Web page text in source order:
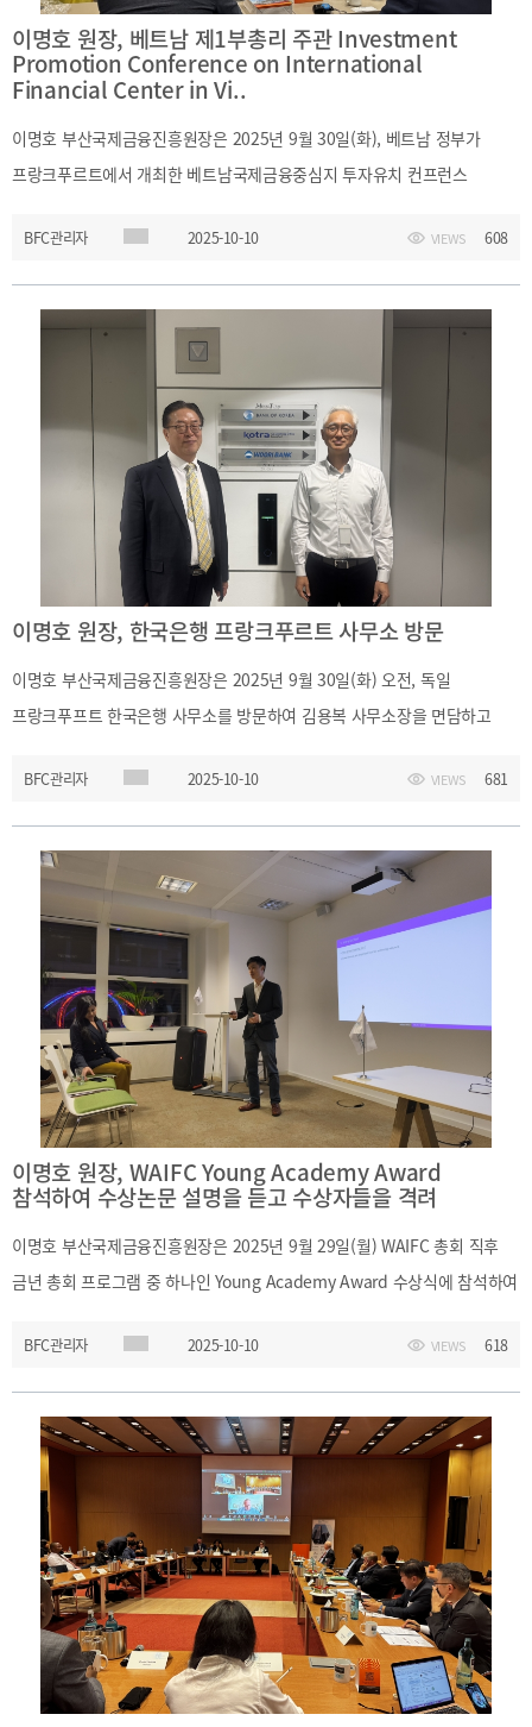
공지사항보도자료
2025
2024
2020
진흥원
소식
IR
새소식
보고서
2026
2025
2024
2023
2022
BIFC금융강좌
신청
조회/
지난강좌
연간운영
계획표
해양금융정보
해양금융
아카데미
금융
교육활동
모음
CEO
인사말
CEO
동정
소개
및
해양금융센터
기부금내역
CI
통합검색개인정보처리방침
이메일무단수집거부
[48400] 부산광역시 남구 문현금융로40
부산국제금융센터 52층 부산국제금융진흥원
TEL.051-647-9052 / FAX.051-633-0398
이명호 원장, 베트남 제1부총리 주관 Investment
Promotion Conference on International
Financial Center in Vi..
이명호 부산국제금융진흥원장은 2025년 9월 30일(화), 베트남 정부가
프랑크푸르트에서 개최한 베트남국제금융중심지 투자유치 컨프런스
Center in Vietnam)에 참석하여 국제금융중심지 육성을 위해 노력중인
베트남 정부의 정책을 청취하고 유럽주요금융기관 참석자들과
베트남정부의 정책에 대한 평가 등 의견을 나누었습니다
BFC관리자 2025-10-10 VIEWS 608
이명호 원장, 한국은행 프랑크푸르트 사무소 방문
이명호 부산국제금융진흥원장은 2025년 9월 30일(화) 오전, 독일
프랑크푸프트 한국은행 사무소를 방문하여 김용복 사무소장을 면담하고
설명을 듣고 의견을 나누었습니다
BFC관리자 2025-10-10 VIEWS 681
이명호 원장, WAIFC Young Academy Award
참석하여 수상논문 설명을 듣고 수상자들을 격려
이명호 부산국제금융진흥원장은 2025년 9월 29일(월) WAIFC 총회 직후
금년 총회 프로그램 중 하나인 Young Academy Award 수상식에 참석하여
BFC관리자 2025-10-10 VIEWS 618